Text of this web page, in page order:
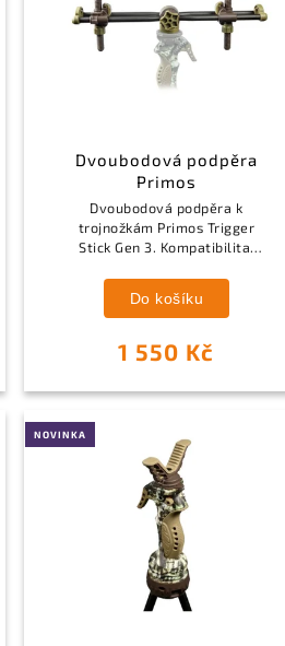
Dvoubodová podpěra
Primos
1 550 Kč
Do košíku
Dvoubodová podpěra k
trojnožkám Primos Trigger
Stick Gen 3. Kompatibilita:
Trigger Stick Gen 3.
NOVINKA